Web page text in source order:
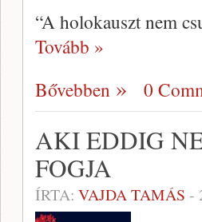
“A holokauszt nem
Tovább »
Bővebben
0
AKI EDDIG
FOGJA
ÍRTA: VAJDA TAMÁS -